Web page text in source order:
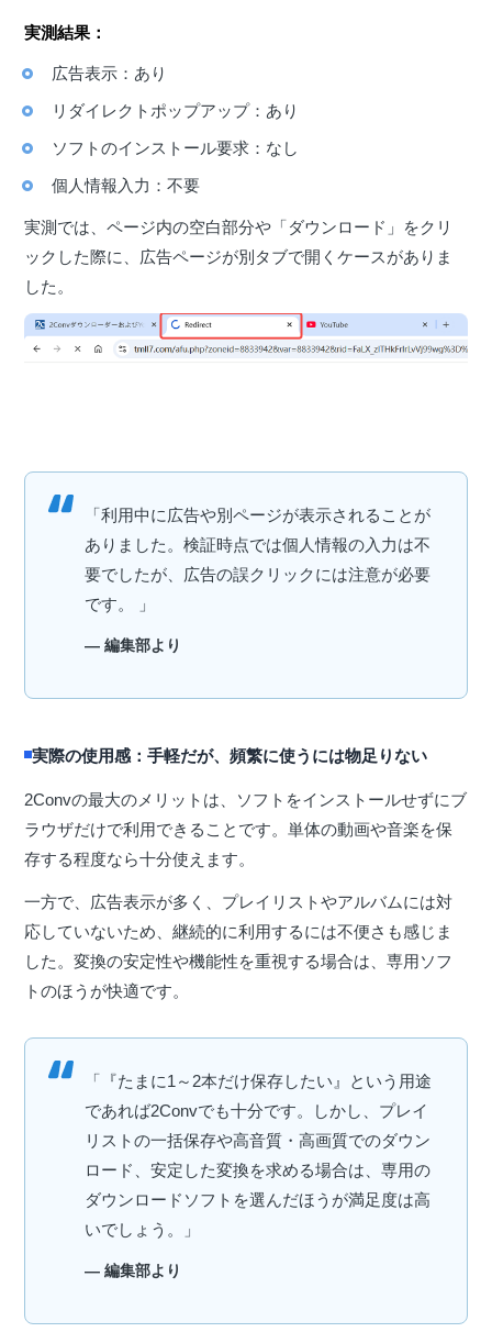
実測結果：
広告表示：あり
リダイレクトポップアップ：あり
ソフトのインストール要求：なし
個人情報入力：不要
実測では、ページ内の空白部分や「ダウンロード」をクリ
ックした際に、広告ページが別タブで開くケースがありま
した。
「利用中に広告や別ページが表示されることが
ありました。検証時点では個人情報の入力は不
要でしたが、広告の誤クリックには注意が必要
です。 」
— 編集部より
実際の使用感：手軽だが、頻繁に使うには物足りない
2Convの最大のメリットは、ソフトをインストールせずにブ
ラウザだけで利用できることです。単体の動画や音楽を保
存する程度なら十分使えます。
一方で、広告表示が多く、プレイリストやアルバムには対
応していないため、継続的に利用するには不便さも感じま
した。変換の安定性や機能性を重視する場合は、専用ソフ
トのほうが快適です。
「『たまに1～2本だけ保存したい』という用途
であれば2Convでも十分です。しかし、プレイ
リストの一括保存や高音質・高画質でのダウン
ロード、安定した変換を求める場合は、専用の
ダウンロードソフトを選んだほうが満足度は高
いでしょう。」
— 編集部より